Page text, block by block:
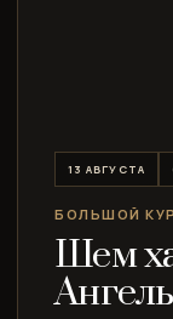
13 АВГУСТА
БОЛЬШОЙ
Шем